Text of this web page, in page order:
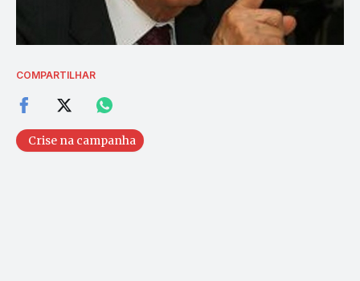
COMPARTILHAR
Crise na campanha